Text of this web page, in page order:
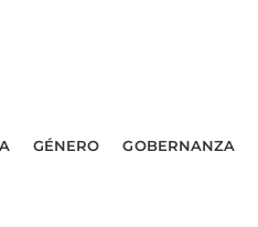
GÉNERO GOBERNANZA